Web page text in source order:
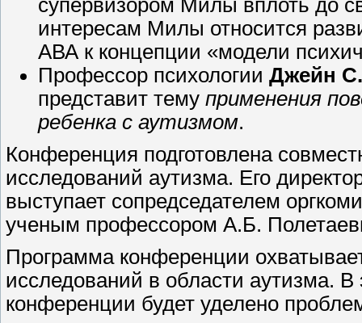
супервизором Милы вплоть до
интересам Милы относится
АВА к концепции «модели
Профессор психологии Джейн
представит тему применения
ребенка с аутизмом.
Конференция подготовлена
исследований аутизма. Его
выступает сопредседателем
ученым профессором А.Б.
Программа конференции
исследований в области аутизма.
конференции будет уделено